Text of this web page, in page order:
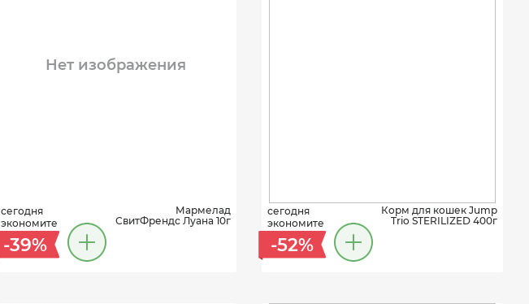
Нет изображения
сегодня
экономите
-39%
Мармелад
СвитФрендс Луана 10г
сегодня
экономите
-52%
Корм для кошек Jump
Trio STERILIZED 400г